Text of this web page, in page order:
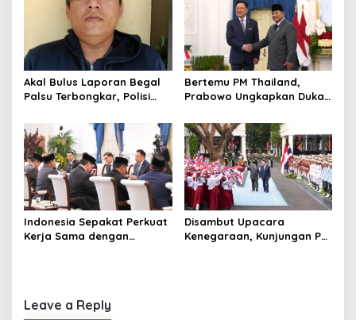
Akal Bulus Laporan Begal
Palsu Terbongkar, Polisi
Perusahaan untuk Crypto
Bertemu PM Thailand,
Prabowo Ungkapkan Duka
Selamat Ulang Tahun ke
Raja Thailand
Indonesia Sepakat Perkuat
Kerja Sama dengan
Disambut Upacara
Kenegaraan, Kunjungan PM
Leave a Reply